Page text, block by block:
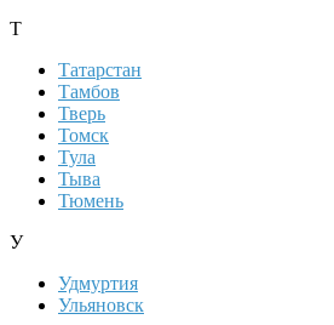
Т
Татарстан
Тамбов
Тверь
Томск
Тула
Тыва
Тюмень
У
Удмуртия
Ульяновск